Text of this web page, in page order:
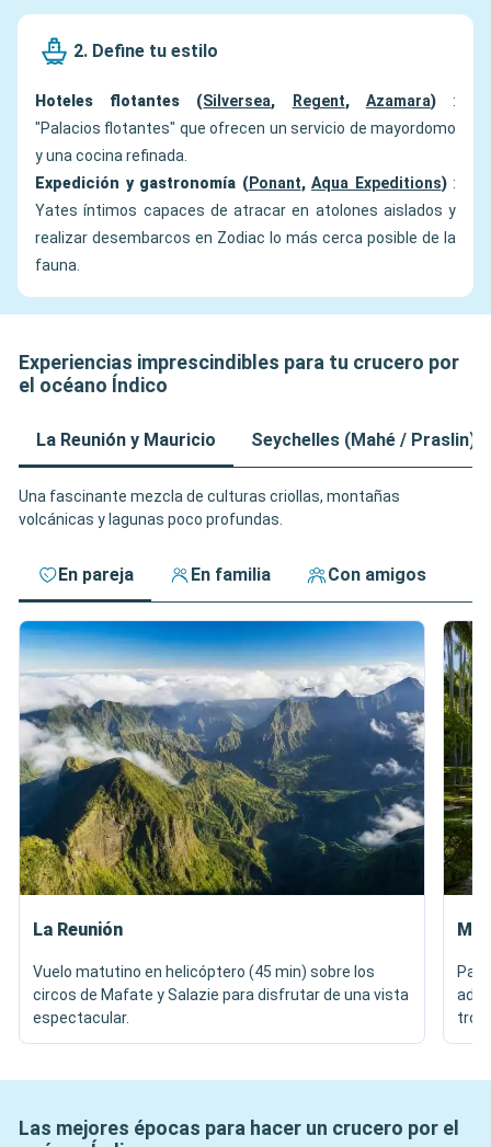
2. Define tu estilo
Hoteles flotantes (Silversea, Regent, Azamara):
"Palacios flotantes" que ofrecen un servicio de mayordomo
y una cocina refinada.
Expedición y gastronomía (Ponant, Aqua Expeditions):
Yates íntimos capaces de atracar en atolones aislados y
realizar desembarcos en Zodiac lo más cerca posible de la
fauna.
Experiencias imprescindibles para tu crucero por
el océano Índico
La Reunión y Mauricio Seychelles (Mahé / Praslin)
Una fascinante mezcla de culturas criollas, montañas
volcánicas y lagunas poco profundas.
En pareja En familia Con amigos
La Reunión
Vuelo matutino en helicóptero (45 min) sobre los
circos de Mafate y Salazie para disfrutar de una vista
espectacular.
Las mejores épocas para hacer un crucero por el